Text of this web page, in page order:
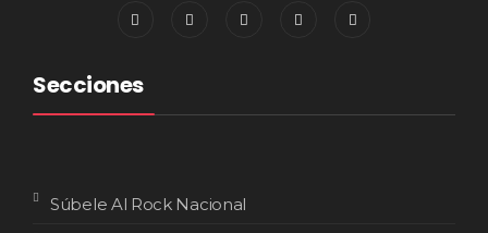
Secciones
Súbele Al Rock Nacional